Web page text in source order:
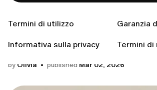
Termini di utilizzo Garanzia
Informativa sulla privacy Termini di
Olivia publishedJul 21, 2026
Previsioni di stile 2026, per la
by Olivia published Mar 02, 2026